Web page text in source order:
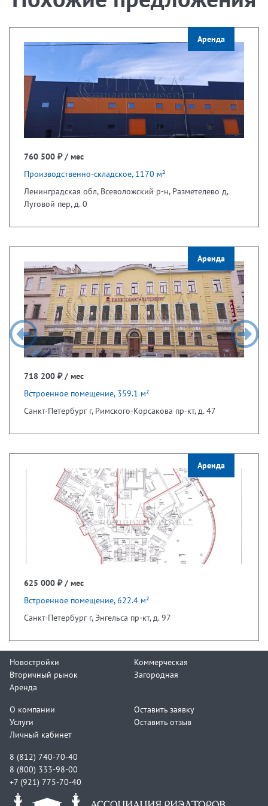
Аренда
760 500 ₽ / мес
Производственно-складское, 1170 м²
Ленинградская обл, Всеволожский р-н, Разметелево д,
Луговой пер, д. 0
Аренда
718 200 ₽ / мес
Встроенное помещение, 359.1 м²
Санкт-Петербург г, Римского-Корсакова пр-кт, д. 47
Аренда
625 000 ₽ / мес
Встроенное помещение, 622.4 м²
Санкт-Петербург г, Энгельса пр-кт, д. 97
Новостройки
Вторичный рынок
Аренда
Коммерческая
Загородная
О компании
Услуги
Личный кабинет
Оставить заявку
Оставить отзыв
8 (812) 740-70-40
8 (800) 333-98-00
+7 (921) 775-70-40